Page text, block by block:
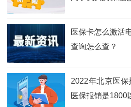
医保卡怎么激活
查询怎么查？
2022年北京医
医保报销是1800